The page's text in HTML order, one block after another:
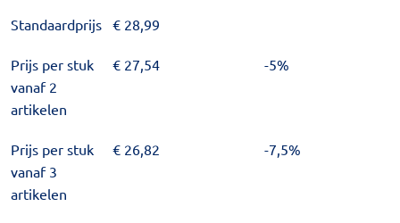
Standaardprijs € 28,99
Prijs per stuk
vanaf 2
artikelen
€ 27,54 -5%
Prijs per stuk
vanaf 3
artikelen
€ 26,82 -7,5%